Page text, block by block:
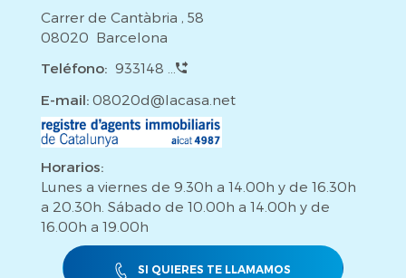
Carrer de Cantàbria , 58
08020 Barcelona
Teléfono: 933148 ...
E-mail: 08020d@lacasa.net
Horarios:
Lunes a viernes de 9.30h a 14.00h y de 16.30h
a 20.30h. Sábado de 10.00h a 14.00h y de
16.00h a 19.00h
SI QUIERES TE LLAMAMOS